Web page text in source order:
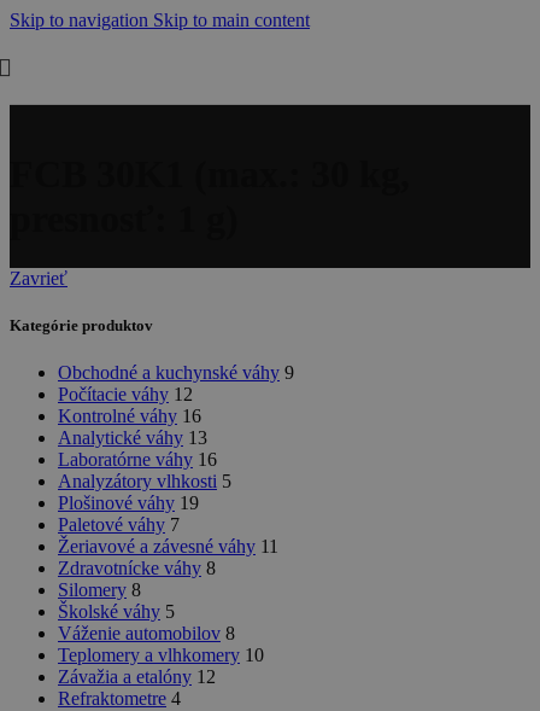
Skip to navigation Skip to main content
Zavrieť
Kategórie produktov
Obchodné a kuchynské váhy 9
Počítacie váhy 12
Kontrolné váhy 16
Analytické váhy 13
Laboratórne váhy 16
Analyzátory vlhkosti 5
Plošinové váhy 19
Paletové váhy 7
Žeriavové a závesné váhy 11
Zdravotnícke váhy 8
Silomery 8
Školské váhy 5
Váženie automobilov 8
Teplomery a vlhkomery 10
Závažia a etalóny 12
Refraktometre 4